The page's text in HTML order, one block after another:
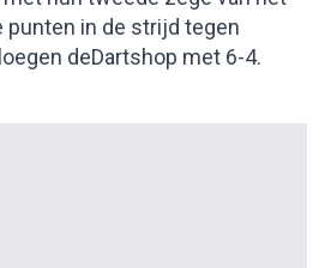
punten in de strijd tegen
deDartshop met 6-4.